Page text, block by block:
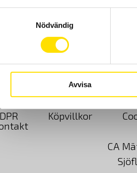
Nödvändig
Avvisa
för momentmätning.
LÄS MER
Köpvillkor
CA